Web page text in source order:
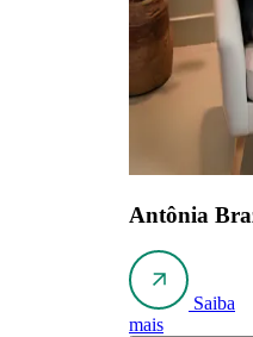
Antônia
Saiba
mais